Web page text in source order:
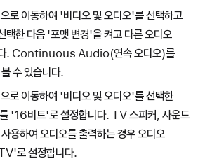
이동하여 '비디오 및 오디오'를 선택하고
택한 다음 '포맷 변경'을 켜고 다른 오디오
다. Continuous Audio(연속 오디오)를
수 있습니다.
이동하여 '비디오 및 오디오'를 선택한
'16비트'로 설정합니다. TV 스피커, 사운드
용하여 오디오를 출력하는 경우 오디오
로 설정합니다.